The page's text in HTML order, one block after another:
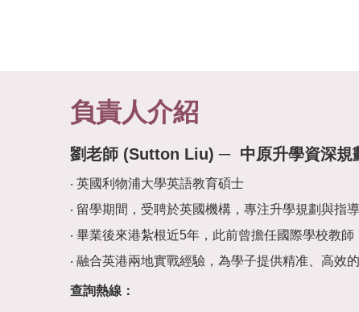
負責人介紹
劉老師 (Sutton Liu) ─ 中原升學資深規
英國利物浦大學英語教育碩士
留學期間，受聘於英國機構，專注升學規劃與指
畢業後來港紮根近5年，此前曾擔任國際學校教
融合英港兩地實戰經驗，為學子提供精准、高效
查詢熱線：